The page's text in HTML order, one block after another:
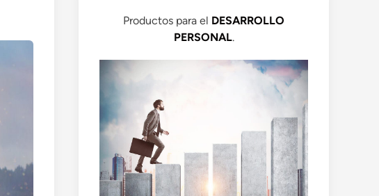
Productos para el DESARROLLO
PERSONAL.